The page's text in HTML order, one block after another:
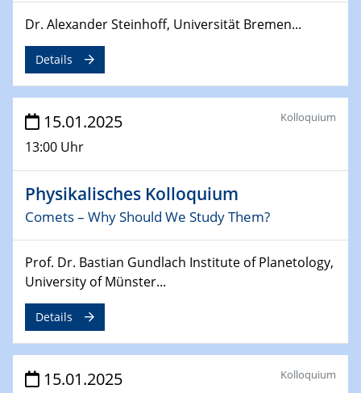
12.02.2025 - 14.02.2025
Sfb-trr247-all Annual Meeting
24.02.2025
CENIDE-BGU Seminar
27.02.2025
27.02.2025
Sfb-trr247-all Seminar
18.03.2025 - 19.03.2025
Kooperationsseminar
Elektrolyse/Brennstoffzelle
EIC Pathfinder
EU funding for early stage scientific, technological or
Dr. Alexander Steinhoff, Universität Bremen...
Details
15.01.2025
13:00 Uhr
Kolloquium
Physikalisches Kolloquium
Comets – Why Should We Study Them?
Prof. Dr. Bastian Gundlach Institute of Planetology,
University of Münster...
Details
15.01.2025 Kolloquium